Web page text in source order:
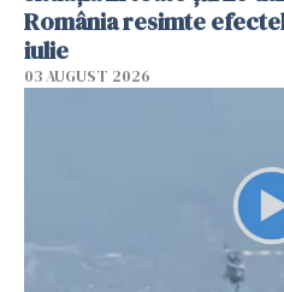
România resimte
iulie
03 AUGUST 2026